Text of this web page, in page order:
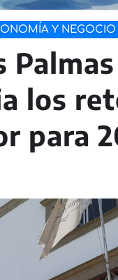
Y NEGOCIO
los
para